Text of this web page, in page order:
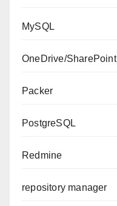
MySQL
OneDrive/SharePoint
Packer
PostgreSQL
Redmine
repository manager